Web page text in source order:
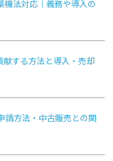
機法対応｜義務や導入の
献する方法と導入・売却
請方法・中古販売との関